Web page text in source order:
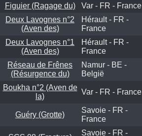
Figuier (Ragage du)
Var - FR - France
Deux Lavognes n°2
(Aven des)
Hérault - FR -
France
Deux Lavognes n°1
(Aven des)
Hérault - FR -
France
Réseau de Frênes
(Résurgence du)
Namur - BE -
België
Boukha n°2 (Aven de
la)
Var - FR - France
Guéry (Grotte)
Savoie - FR -
France
Savoie - FR -